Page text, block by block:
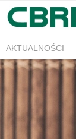
AKTUALNOŚCI